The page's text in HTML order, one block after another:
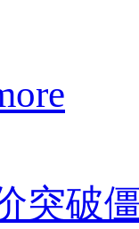
突破